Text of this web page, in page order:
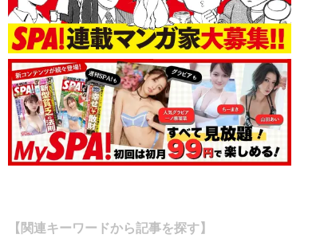
【関連キーワードから記事を探す】